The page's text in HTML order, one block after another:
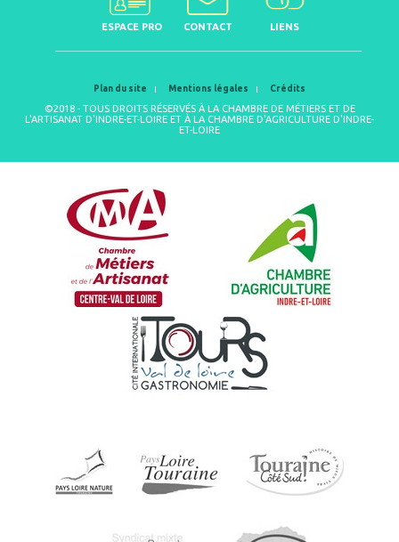
ESPACE PRO CONTACT LIENS
Plan du site Mentions légales Crédits
©2018 - TOUS DROITS RÉSERVÉS À LA CHAMBRE DE MÉTIERS ET DE
L'ARTISANAT D'INDRE-ET-LOIRE ET À LA CHAMBRE D'AGRICULTURE D'INDRE-
ET-LOIRE